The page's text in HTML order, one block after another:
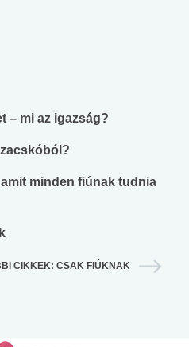
– mi az igazság?
minden fiúnak tudnia
CIKKEK: CSAK FIÚKNAK